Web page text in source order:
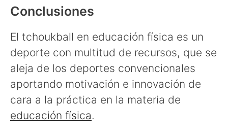
Conclusiones
El tchoukball en educación física es un
deporte con multitud de recursos, que se
aleja de los deportes convencionales
aportando motivación e innovación de
cara a la práctica en la materia de
educación física.